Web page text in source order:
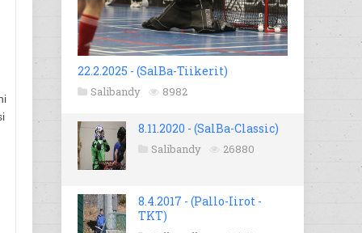
22.2.2025 - (SalBa-Tiikerit)
Salibandy 8982
8.11.2020 - (SalBa-Classic)
Salibandy 26880
8.4.2017 - (Pallo-Iirot -
TKT)